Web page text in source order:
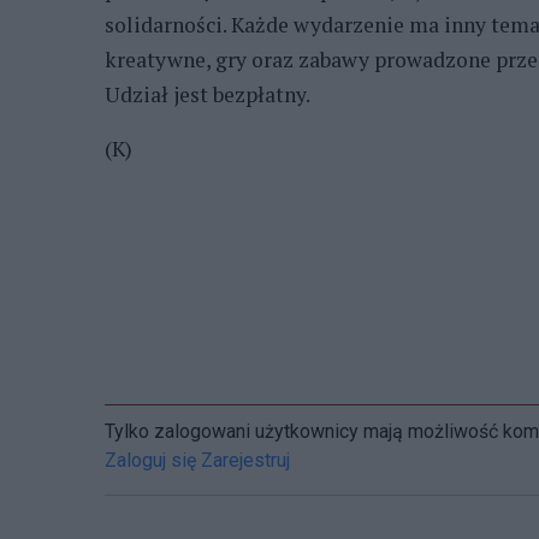
solidarności. Każde wydarzenie ma inny
kreatywne, gry oraz zabawy prowadzone
Udział jest bezpłatny.
(K)
Tylko zalogowani użytkownicy mają możliwość
Zaloguj się Zarejestruj